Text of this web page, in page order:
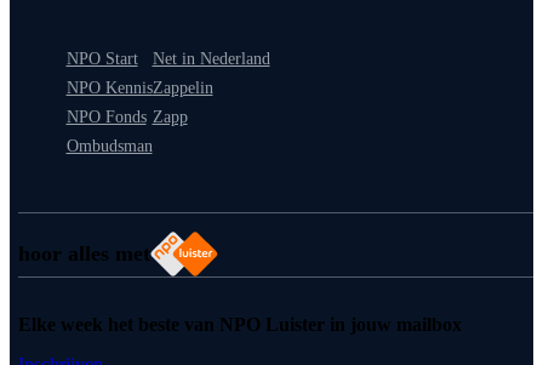
hoor alles met
NPO Start
NPO Kennis
NPO Fonds
Ombudsman
Net in Nederland
Zappelin
Zapp
Elke week het beste van NPO Luister in jouw mailbox